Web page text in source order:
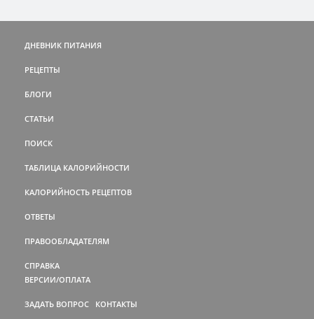
ДНЕВНИК ПИТАНИЯ
РЕЦЕПТЫ
БЛОГИ
СТАТЬИ
ПОИСК
ТАБЛИЦА КАЛОРИЙНОСТИ
КАЛОРИЙНОСТЬ РЕЦЕПТОВ
ОТВЕТЫ
ПРАВООБЛАДАТЕЛЯМ
СПРАВКА
ВЕРСИИ/ОПЛАТА
ЗАДАТЬ ВОПРОС КОНТАКТЫ